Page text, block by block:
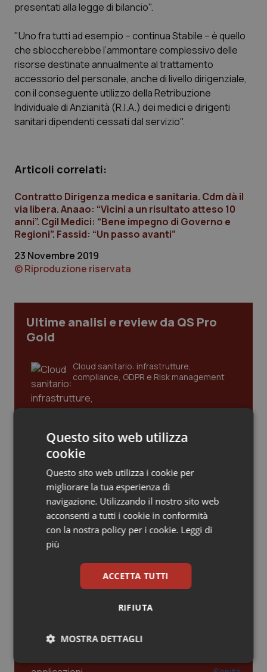
Professionisti Sanitari.AI
Abruzzo
Basilicata
Campania
Emilia-Romagna
Friuli Venezia Giulia
Lazio
Liguria
Lombardia
Marche
Molise
Provincia Autonoma di Bolzano
Provincia Autonoma di Trento
Puglia
Sardegna
Umbria
QS Pro Gold
Artrite & artrosi
Car-T
Colesterolo & coronaropatie
Dermatite Atopica
Diabete & glucometri
Disturbi dell’umore
Dolore
Donna & Salute
Epatiti
Infezioni & Febbre
Ipertensione & Scompenso
Malattie rare
Malattia di Crohn & Rettocolite Ulcerosa
Neuroscienze & patologie neurodegenerative
Oftalmologia
QS Club Newsletter
presentati alla legge di bilancio".
"Uno fra tutti ad esempio – continua Stabile – è quello
che sbloccherebbe l’ammontare complessivo delle
risorse destinate annualmente al trattamento
accessorio del personale, anche di livello dirigenziale,
con il conseguente utilizzo della Retribuzione
Individuale di Anzianità (R.I.A.) dei medici e dirigenti
sanitari dipendenti cessati dal servizio".
Articoli correlati:
Contratto Dirigenza medica e sanitaria. Cdm dà il
via libera. Anaao: “Vicini a un risultato atteso 10
anni”. Cgil Medici: “Bene impegno di Governo e
Regioni”. Fassid: “Un passo avanti”
23 Novembre 2019
© Riproduzione riservata
Ultime analisi e review da QS Pro
Gold
Cloud sanitario: infrastrutture,
compliance, GDPR e Risk management
dalle Linee Guida alle terapie innovative
Leadership Infermieristica 2026: nuovi
modelli di responsabilità e autonomia
Leadership Medica 2026: guidare team
odontoiatrico: applicazioni concrete e
Questo sito web utilizza
cookie
Questo sito web utilizza i cookie per
migliorare la tua esperienza di
navigazione. Utilizzando il nostro sito web
acconsenti a tutti i cookie in conformità
con la nostra policy per i cookie. Leggi di
più
ACCETTA TUTTI
RIFIUTA
MOSTRA DETTAGLI
Necessari Statistici Marketing